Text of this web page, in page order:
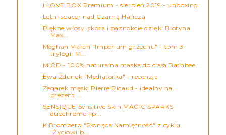
I LOVE BOX Premium - sierpień 2019 - unboxing
Letni spacer nad Czarną Hańczą
Piękne włosy, skóra i paznokcie dzięki Biotyna
Max...
Meghan March "Imperium grzechu" - tom 3
trylogii M...
MIÓD - 100% naturalna maska do ciała Bathbee
Ewa Zdunek "Mediatorka" - recenzja
Zegarek męski Pierre Ricaud - idealny na
prezent ...
SENSIQUE Sensitive Skin MAGIC SPARKS
duochrome lip...
K.Bromberg "Płonąca Namiętność" z cyklu
"Życiowi b...